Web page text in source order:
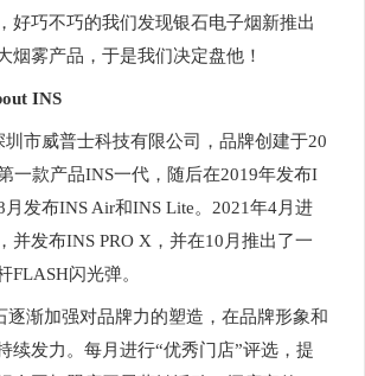
好巧不巧的我们发现银石电子烟新推出
烟雾产品，于是我们决定盘他！
INS
圳市威普士科技有限公司，品牌创建于20
一款产品INS一代，随后在2019年发布I
月发布INS Air和INS Lite。2021年4月进
并发布INS PRO X，并在10月推出了一
FLASH闪光弹。
逐渐加强对品牌力的塑造，在品牌形象和
续发力。每月进行“优秀门店”评选，提